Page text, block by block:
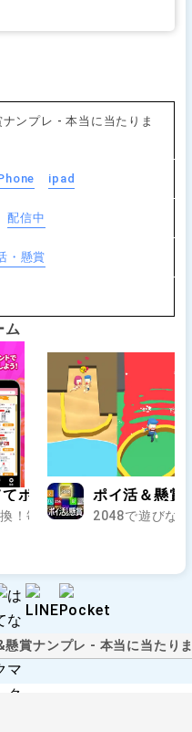
ンプレ - 本当に当たりま
ipad
配信中
・懸賞
ム
ポイ活アプリ
！毎日の一歩が貯まるポイ
ポイ活＆懸賞
2048で遊びな
懸賞ナンプレ - 本当に当たり